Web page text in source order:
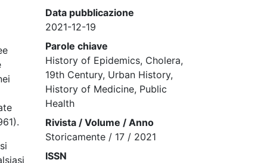
Data pubblicazione
2021-12-19
Parole chiave
History of Epidemics, Cholera,
19th Century, Urban History,
History of Medicine, Public
Health
Rivista / Volume / Anno
Storicamente / 17 / 2021
ISSN